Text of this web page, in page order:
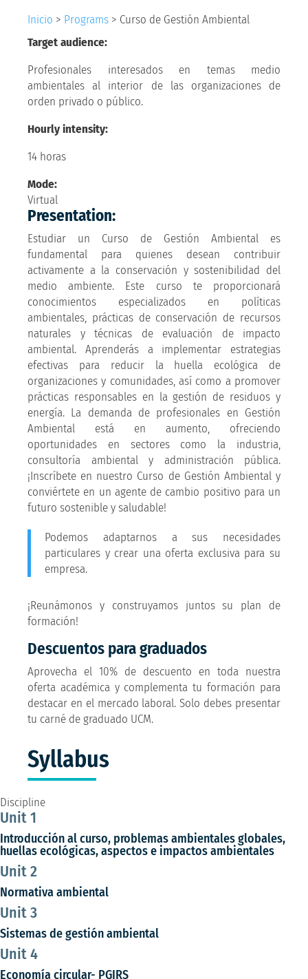
Inicio > Programs > Curso de Gestión Ambiental
Target audience:
Profesionales interesados en temas medio
ambientales al interior de las organizaciones de
orden privado o público.
Hourly intensity:
14 horas
Mode:
Virtual
Presentation:
Estudiar un Curso de Gestión Ambiental es
fundamental para quienes desean contribuir
activamente a la conservación y sostenibilidad del
medio ambiente. Este curso te proporcionará
conocimientos especializados en políticas
ambientales, prácticas de conservación de recursos
naturales y técnicas de evaluación de impacto
ambiental. Aprenderás a implementar estrategias
efectivas para reducir la huella ecológica de
organizaciones y comunidades, así como a promover
prácticas responsables en la gestión de residuos y
energía. La demanda de profesionales en Gestión
Ambiental está en aumento, ofreciendo
oportunidades en sectores como la industria,
consultoría ambiental y administración pública.
¡Inscríbete en nuestro Curso de Gestión Ambiental y
conviértete en un agente de cambio positivo para un
futuro sostenible y saludable!
Podemos adaptarnos a sus necesidades
particulares y crear una oferta exclusiva para su
empresa.
¡Reunámonos y construyamos juntos su plan de
formación!
Descuentos para graduados
Aprovecha el 10% de descuento en toda nuestra
oferta académica y complementa tu formación para
destacar en el mercado laboral. Solo debes presentar
tu carné de graduado UCM.
Syllabus
Discipline
Unit 1
Introducción al curso, problemas ambientales globales,
huellas ecológicas, aspectos e impactos ambientales
Unit 2
Normativa ambiental
Unit 3
Sistemas de gestión ambiental
Unit 4
Economía circular- PGIRS